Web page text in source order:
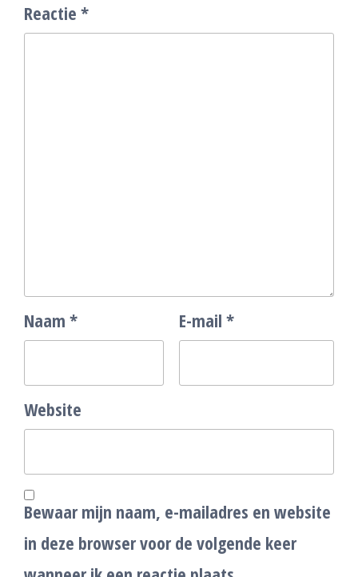
Reactie *
Naam * E-mail *
Website
Bewaar mijn naam, e-mailadres en website
in deze browser voor de volgende keer